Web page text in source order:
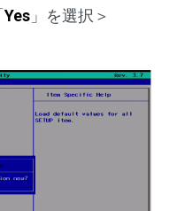
Yes 」を選択＞